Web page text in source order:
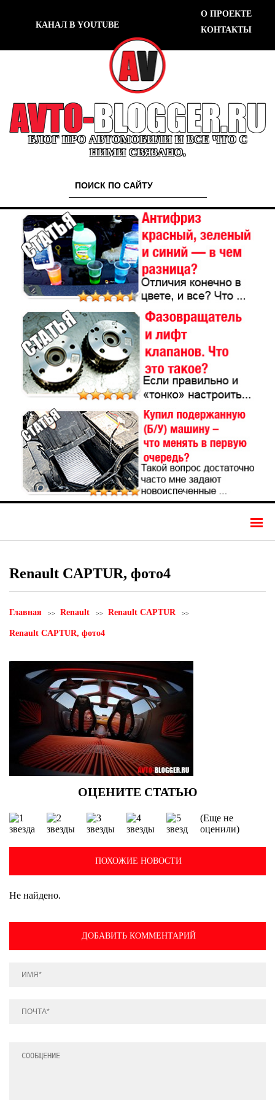
КАНАЛ В YOUTUBE
О ПРОЕКТЕ
КОНТАКТЫ
БЛОГ ПРО АВТОМОБИЛИ И ВСЕ ЧТО С
НИМИ СВЯЗАНО.
Renault CAPTUR, фото4
Главная Renault Renault CAPTUR
Renault CAPTUR, фото4
(Еще не
оценили)
ПОХОЖИЕ НОВОСТИ
Не найдено.
ДОБАВИТЬ КОММЕНТАРИЙ